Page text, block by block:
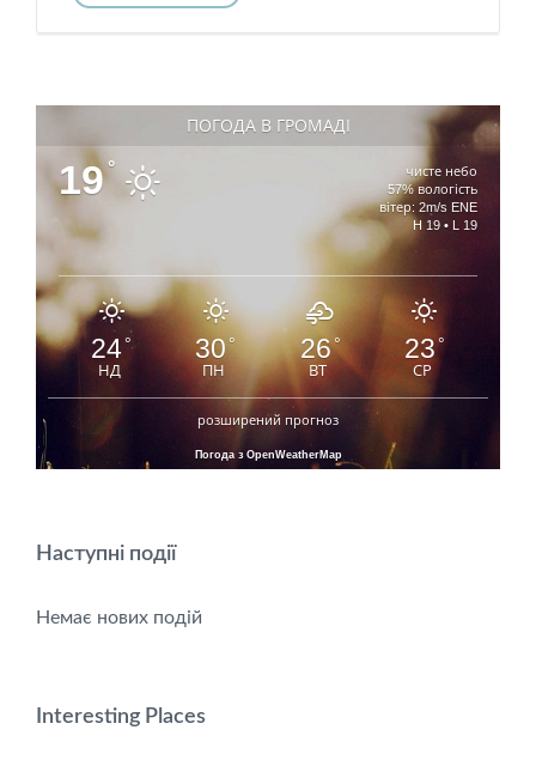
ПОГОДА В ГРОМАДІ
19°
чисте небо
57% вологість
вітер: 2m/s ENE
H 19 • L 19
24 °
НД
30°
ПН
26 °
ВТ
23°
СР
розширений прогноз
Погода з OpenWeatherMap
Наступні події
Немає нових подій
Interesting Places